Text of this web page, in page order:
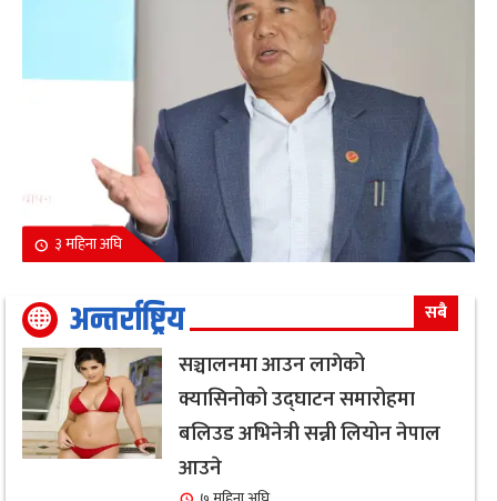
३ महिना अघि
अन्तर्राष्ट्रिय सबै
सञ्चालनमा आउन लागेको
क्यासिनोको उद्घाटन समारोहमा
बलिउड अभिनेत्री सन्नी लियोन नेपाल
आउने